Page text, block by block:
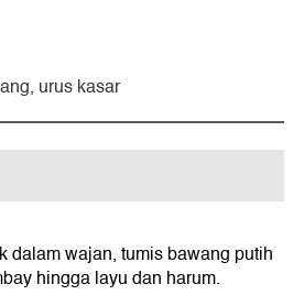
urus kasar
dalam wajan, tumis bawang putih
hingga layu dan harum.